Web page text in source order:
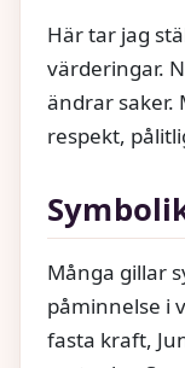
Här tar jag
värderingar.
ändrar saker.
respekt,
Många gillar
påminnelse i
fasta kraft,